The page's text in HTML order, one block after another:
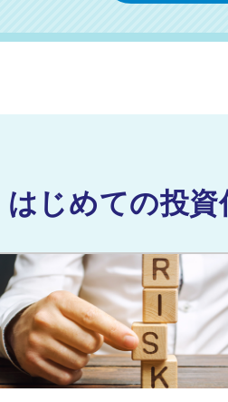
はじめての投資